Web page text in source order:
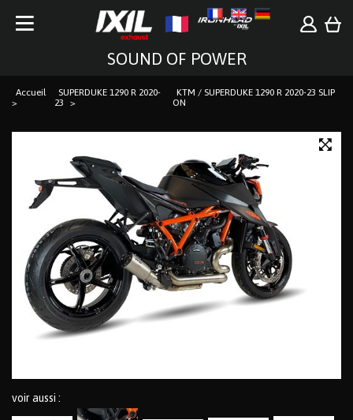
SOUND OF POWER
Accueil
SUPERDUKE 1290 R 2020-
23
KTM / SUPERDUKE 1290 R 2020-23 SLIP
ON
voir aussi :